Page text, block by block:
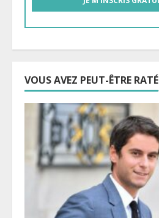
VOUS AVEZ PEUT-ÊTRE RATÉ